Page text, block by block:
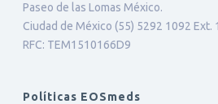
Paseo de las Lomas México.
Ciudad de México (55) 5292 1092 Ext.
RFC: TEM1510166D9
Políticas EOSmeds